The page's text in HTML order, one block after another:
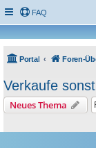
FAQ
Portal Foren-
Verkaufe
Neues Thema